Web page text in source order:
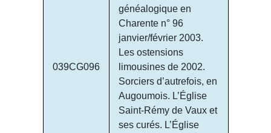
039CG096
généalogique en
Charente n° 96
janvier/février 2003.
Les ostensions
limousines de 2002.
Sorciers d’autrefois, en
Augoumois. L’Église
Saint-Rémy de Vaux et
ses curés. L’Église